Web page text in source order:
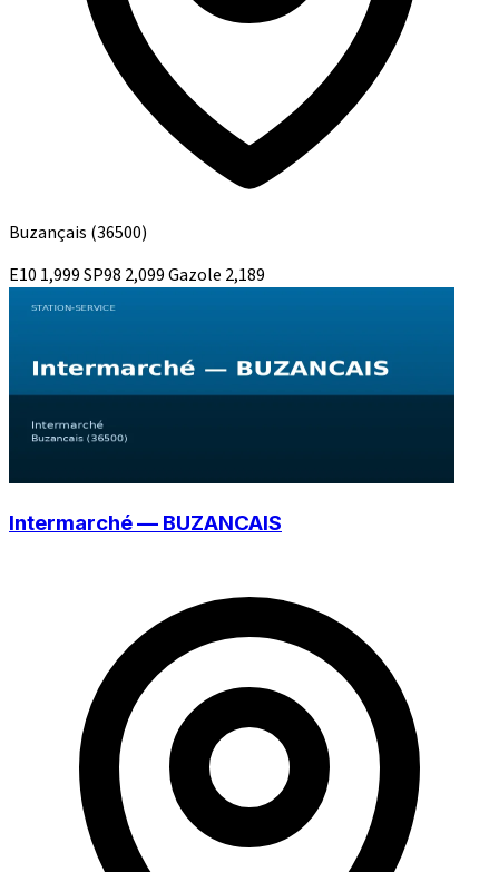
Buzançais (36500)
E10 1,999SP98 2,099Gazole 2,189
Intermarché — BUZANCAIS